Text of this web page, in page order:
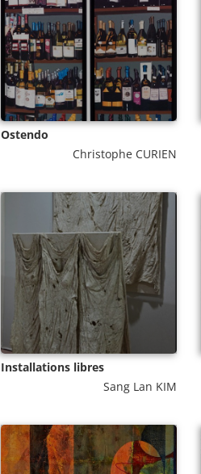
Ostendo
Christophe CURIEN
Installations libres
Sang Lan KIM